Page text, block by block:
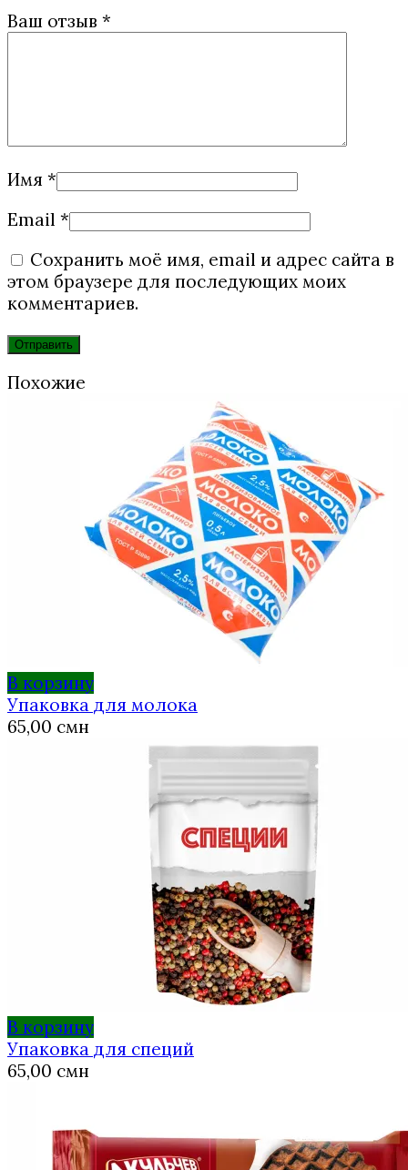
Ваш отзыв *
Имя *
Email *
Сохранить моё имя, email и адрес сайта в
этом браузере для последующих моих
комментариев.
Похожие
В корзину
Упаковка для молока
65,00 смн
В корзину
Упаковка для специй
65,00 смн